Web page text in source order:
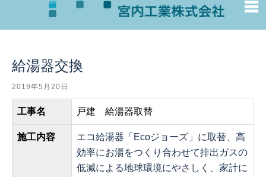
給湯器交換
2019年5月20日
工事名 戸建 給湯器取替
施工内容
エコ給湯器「Ecoジョーズ」に取替、高
効率にお湯をつくり合わせて排出ガスの
低減による地球環境にやさしく、家計に